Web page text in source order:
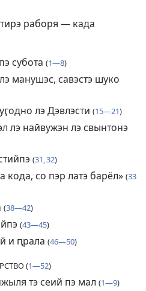
раборя — када
субота (1—8)
манушэс, савэстэ шуко
лэ Дэвлэсти (15—21)
лэ найвужэн лэ свынтонэ
(31, 32)
кода, со пэр латэ барёл» (33
(38—42)
(43—45)
и ԥрала (46—50)
(1—52)
тэ сеий пэ мал (1—9)